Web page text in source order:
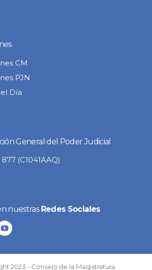
CM
PJN
Día
General del Poder Judicial
(C1041AAQ)
nuestras Redes Sociales
2023 - Consejo de la Magistratura